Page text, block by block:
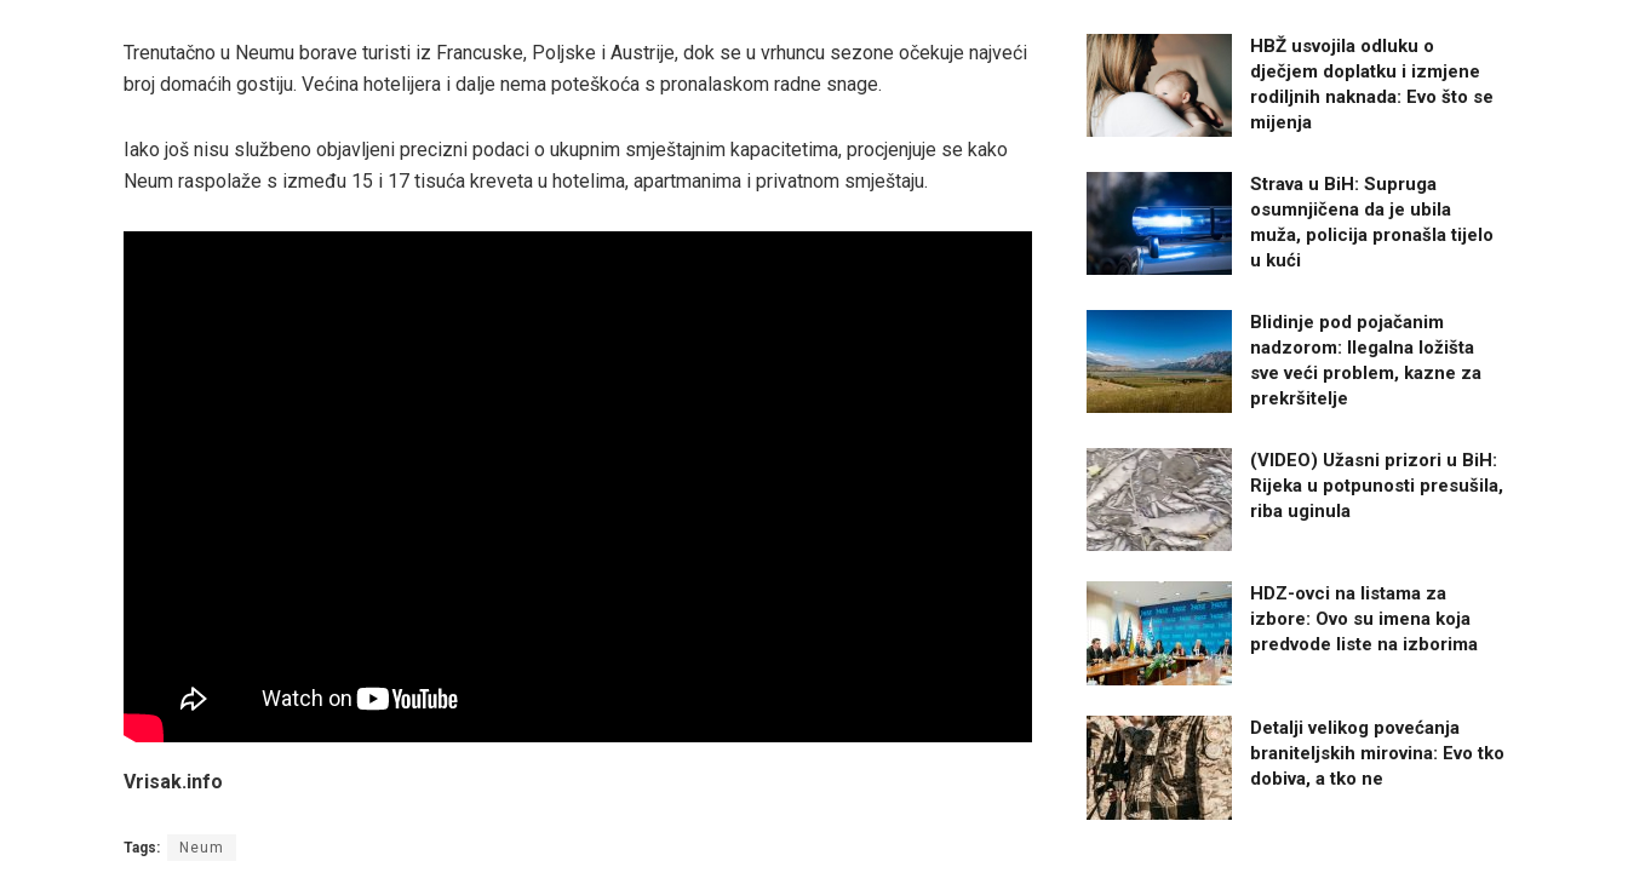
Trenutačno u Neumu borave turisti iz Francuske, Poljske i Austrije, dok se u vrhuncu sezone očekuje najveći
broj domaćih gostiju. Većina hotelijera i dalje nema poteškoća s pronalaskom radne snage.
Iako još nisu službeno objavljeni precizni podaci o ukupnim smještajnim kapacitetima, procjenjuje se kako
Neum raspolaže s između 15 i 17 tisuća kreveta u hotelima, apartmanima i privatnom smještaju.
Vrisak.info
Tags: Neum
HBŽ usvojila odluku o
dječjem doplatku i izmjene
rodiljnih naknada: Evo što se
mijenja
Strava u BiH: Supruga
osumnjičena da je ubila
muža, policija pronašla tijelo
u kući
Blidinje pod pojačanim
nadzorom: Ilegalna ložišta
sve veći problem, kazne za
prekršitelje
(VIDEO) Užasni prizori u BiH:
Rijeka u potpunosti presušila,
riba uginula
HDZ-ovci na listama za
izbore: Ovo su imena koja
predvode liste na izborima
Detalji velikog povećanja
braniteljskih mirovina: Evo tko
dobiva, a tko ne